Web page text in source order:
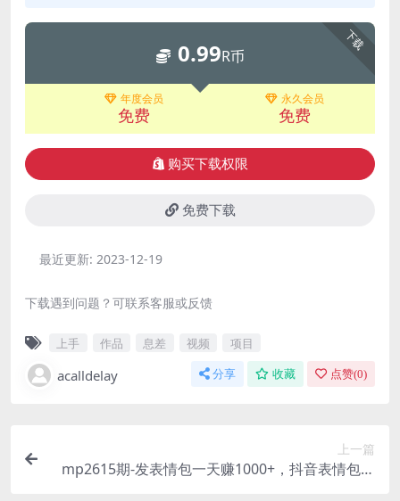
下载
0.99R币
年度会员
免费
永久会员
免费
购买下载权限
免费下载
最近更新: 2023-12-19
下载遇到问题？可联系客服或反馈
上手 作品 息差 视频 项目
acalldelay 分享 收藏 点赞(0)
上一篇
mp2615期-发表情包一天赚1000+，抖音表情包究